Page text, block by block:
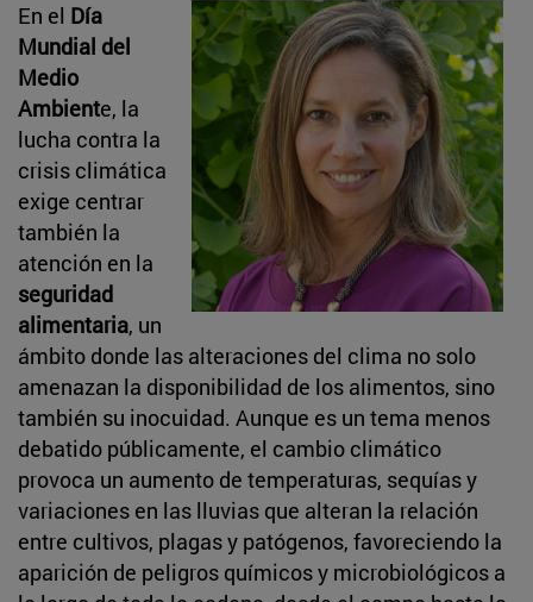
En el Día
Mundial del
Medio
Ambiente, la
lucha contra la
crisis climática
exige centrar
también la
atención en la
seguridad
alimentaria, un
ámbito donde las alteraciones del clima no solo
amenazan la disponibilidad de los alimentos, sino
también su inocuidad. Aunque es un tema menos
debatido públicamente, el cambio climático
provoca un aumento de temperaturas, sequías y
variaciones en las lluvias que alteran la relación
entre cultivos, plagas y patógenos, favoreciendo la
aparición de peligros químicos y microbiológicos a